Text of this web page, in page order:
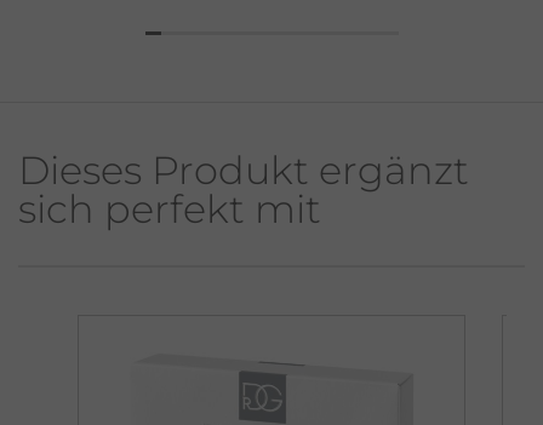
Dieses Produkt ergänzt
sich perfekt mit